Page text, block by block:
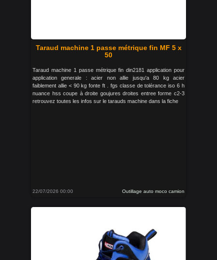
Taraud machine 1 passe métrique fin MF 5 x
50
Taraud machine 1 passe métrique fin din2181 application pour
application generale : acier non allie jusqu'a 80 kg acier
faiblement allie < 90 kg fonte ft . fgs classe de tolérance iso 6 h
nuance hss coupe à droite goujures droites entree forme c2-3
retrouvez toutes les infos sur le tarauds machine dans la fiche
22/07/2026 00:00 Outillage auto moco camion